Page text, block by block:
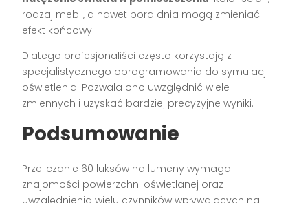
rodzaj mebli, a nawet pora dnia mogą zmieniać
efekt końcowy.
Dlatego profesjonaliści często korzystają z
specjalistycznego oprogramowania do symulacji
oświetlenia. Pozwala ono uwzględnić wiele
zmiennych i uzyskać bardziej precyzyjne wyniki.
Podsumowanie
Przeliczanie 60 luksów na lumeny wymaga
znajomości powierzchni oświetlanej oraz
uwzględnienia wielu czynników wpływających na